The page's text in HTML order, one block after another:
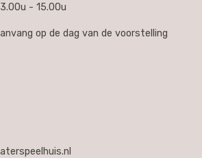
- 15.00u
op de dag van de voorstelling